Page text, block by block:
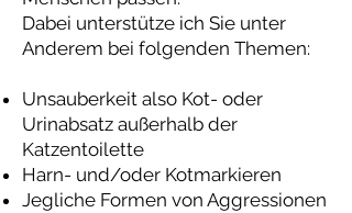
Dabei unterstütze ich Sie unter
Anderem bei folgenden Themen:
Unsauberkeit also Kot- oder
Urinabsatz außerhalb der
Katzentoilette
Harn- und/oder Kotmarkieren
Jegliche Formen von Aggressionen